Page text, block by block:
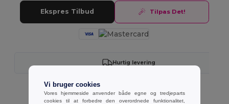
Ekspres Tilbud Tilpas Det!
Hurtig levering
Vi bruger cookies
Vores hjemmeside anvender både egne og tredjeparts
cookies til at forbedre den overordnede funktionalitet,